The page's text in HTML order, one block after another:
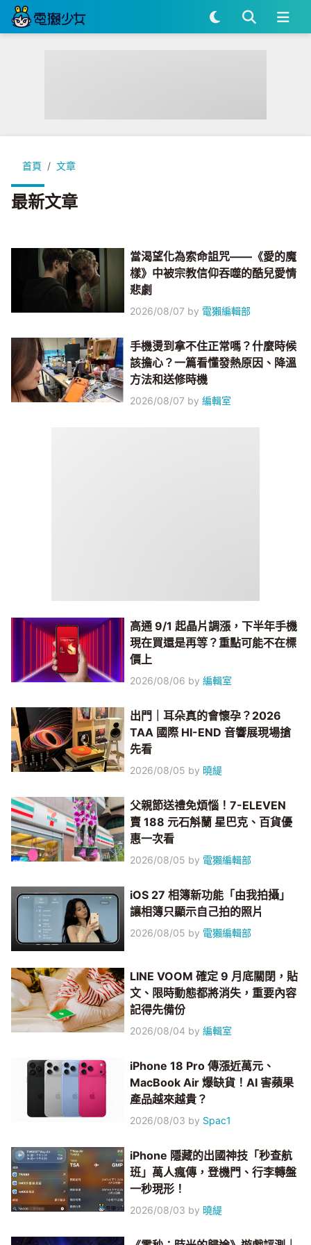
首頁 文章
最新文章
當渴望化為索命詛咒——《愛的魔
樣》中被宗教信仰吞噬的酷兒愛情
悲劇
2026/08/07 by 電獺編輯部
手機燙到拿不住正常嗎？什麼時候
該擔心？一篇看懂發熱原因、降溫
方法和送修時機
2026/08/07 by編輯室
高通 9/1 起晶片調漲，下半年手機
現在買還是再等？重點可能不在標
價上
2026/08/06 by編輯室
出門｜耳朵真的會懷孕？2026
TAA 國際 HI-END 音響展現場搶
先看
2026/08/05 by 曉緹
父親節送禮免煩惱！7-ELEVEN
賣 188 元石斛蘭 星巴克、百貨優
惠一次看
2026/08/05 by 電獺編輯部
iOS 27 相簿新功能「由我拍攝」
讓相簿只顯示自己拍的照片
2026/08/05 by 電獺編輯部
LINE VOOM 確定 9 月底關閉，貼
文、限時動態都將消失，重要內容
記得先備份
2026/08/04 by編輯室
iPhone 18 Pro 傳漲近萬元、
MacBook Air 爆缺貨！AI 害蘋果
產品越來越貴？
2026/08/03 by Spac1
iPhone 隱藏的出國神技「秒查航
班」萬人瘋傳，登機門、行李轉盤
一秒現形！
2026/08/03 by 曉緹